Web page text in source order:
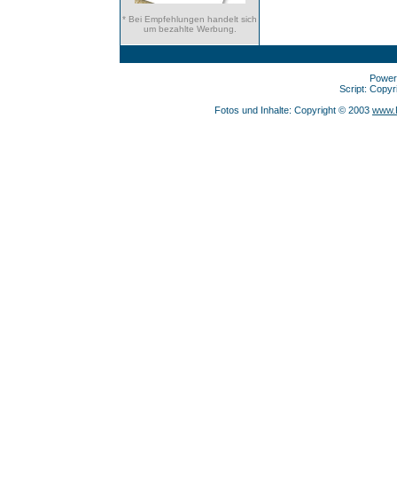
* Bei Empfehlungen handelt sich
um bezahlte Werbung.
Script:
Fotos und Inhalte: Copyright © 2003